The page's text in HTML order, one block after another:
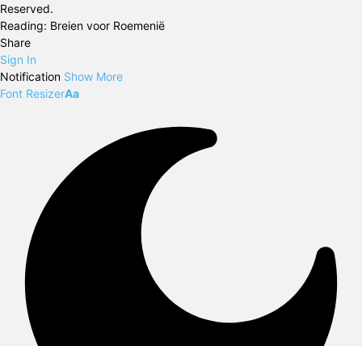
Reserved.
Reading: Breien voor Roemenië
Share
Sign In
Notification Show More
Font ResizerAa